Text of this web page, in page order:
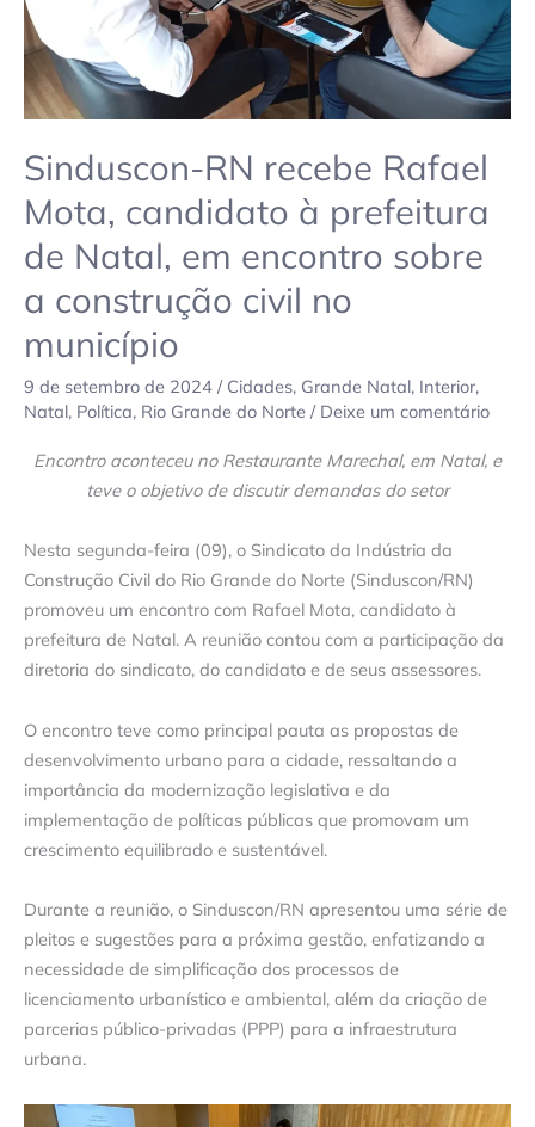
Sinduscon-RN recebe Rafael
Mota, candidato à prefeitura
de Natal, em encontro sobre
a construção civil no
município
9 de setembro de 2024 / Cidades, Grande Natal, Interior,
Natal, Política, Rio Grande do Norte / Deixe um comentário
Encontro aconteceu no Restaurante Marechal, em Natal, e
teve o objetivo de discutir demandas do setor
Nesta segunda-feira (09), o Sindicato da Indústria da
Construção Civil do Rio Grande do Norte (Sinduscon/RN)
promoveu um encontro com Rafael Mota, candidato à
prefeitura de Natal. A reunião contou com a participação da
diretoria do sindicato, do candidato e de seus assessores.
O encontro teve como principal pauta as propostas de
desenvolvimento urbano para a cidade, ressaltando a
importância da modernização legislativa e da
implementação de políticas públicas que promovam um
crescimento equilibrado e sustentável.
Durante a reunião, o Sinduscon/RN apresentou uma série de
pleitos e sugestões para a próxima gestão, enfatizando a
necessidade de simplificação dos processos de
licenciamento urbanístico e ambiental, além da criação de
parcerias público-privadas (PPP) para a infraestrutura
urbana.
de
Natal,
encontro
sobre
a
construção
civil
no
município